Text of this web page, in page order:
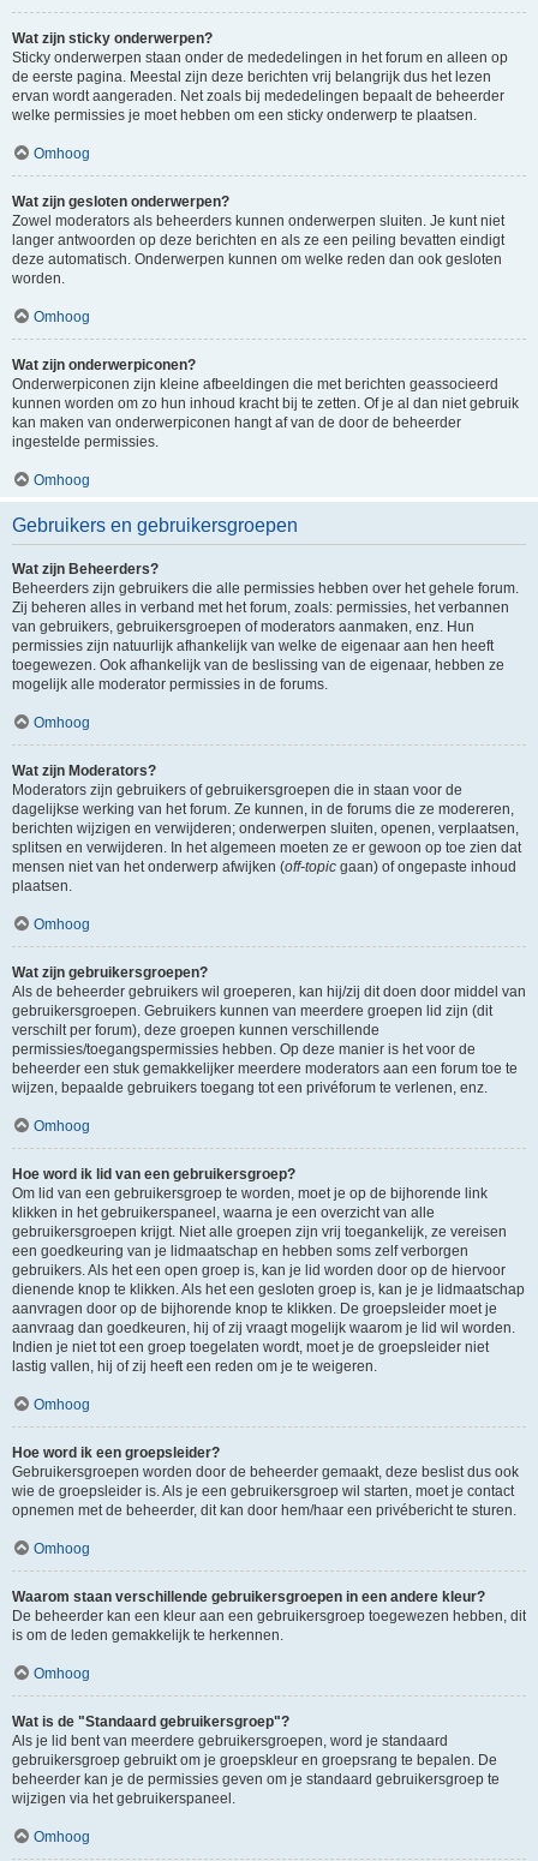
Wat zijn sticky onderwerpen?
Sticky onderwerpen staan onder de mededelingen in het forum en alleen op
de eerste pagina. Meestal zijn deze berichten vrij belangrijk dus het lezen
ervan wordt aangeraden. Net zoals bij mededelingen bepaalt de beheerder
welke permissies je moet hebben om een sticky onderwerp te plaatsen.
Omhoog
Wat zijn gesloten onderwerpen?
Zowel moderators als beheerders kunnen onderwerpen sluiten. Je kunt niet
langer antwoorden op deze berichten en als ze een peiling bevatten eindigt
deze automatisch. Onderwerpen kunnen om welke reden dan ook gesloten
worden.
Omhoog
Wat zijn onderwerpiconen?
Onderwerpiconen zijn kleine afbeeldingen die met berichten geassocieerd
kunnen worden om zo hun inhoud kracht bij te zetten. Of je al dan niet gebruik
kan maken van onderwerpiconen hangt af van de door de beheerder
ingestelde permissies.
Omhoog
Gebruikers en gebruikersgroepen
Wat zijn Beheerders?
Beheerders zijn gebruikers die alle permissies hebben over het gehele forum.
Zij beheren alles in verband met het forum, zoals: permissies, het verbannen
van gebruikers, gebruikersgroepen of moderators aanmaken, enz. Hun
permissies zijn natuurlijk afhankelijk van welke de eigenaar aan hen heeft
toegewezen. Ook afhankelijk van de beslissing van de eigenaar, hebben ze
mogelijk alle moderator permissies in de forums.
Omhoog
Wat zijn Moderators?
Moderators zijn gebruikers of gebruikersgroepen die in staan voor de
dagelijkse werking van het forum. Ze kunnen, in de forums die ze modereren,
berichten wijzigen en verwijderen; onderwerpen sluiten, openen, verplaatsen,
splitsen en verwijderen. In het algemeen moeten ze er gewoon op toe zien dat
mensen niet van het onderwerp afwijken (off-topic gaan) of ongepaste inhoud
plaatsen.
Omhoog
Wat zijn gebruikersgroepen?
Als de beheerder gebruikers wil groeperen, kan hij/zij dit doen door middel van
gebruikersgroepen. Gebruikers kunnen van meerdere groepen lid zijn (dit
verschilt per forum), deze groepen kunnen verschillende
permissies/toegangspermissies hebben. Op deze manier is het voor de
beheerder een stuk gemakkelijker meerdere moderators aan een forum toe te
wijzen, bepaalde gebruikers toegang tot een privéforum te verlenen, enz.
Omhoog
Hoe word ik lid van een gebruikersgroep?
Om lid van een gebruikersgroep te worden, moet je op de bijhorende link
klikken in het gebruikerspaneel, waarna je een overzicht van alle
gebruikersgroepen krijgt. Niet alle groepen zijn vrij toegankelijk, ze vereisen
een goedkeuring van je lidmaatschap en hebben soms zelf verborgen
gebruikers. Als het een open groep is, kan je lid worden door op de hiervoor
dienende knop te klikken. Als het een gesloten groep is, kan je je lidmaatschap
aanvragen door op de bijhorende knop te klikken. De groepsleider moet je
aanvraag dan goedkeuren, hij of zij vraagt mogelijk waarom je lid wil worden.
Indien je niet tot een groep toegelaten wordt, moet je de groepsleider niet
lastig vallen, hij of zij heeft een reden om je te weigeren.
Omhoog
Hoe word ik een groepsleider?
Gebruikersgroepen worden door de beheerder gemaakt, deze beslist dus ook
wie de groepsleider is. Als je een gebruikersgroep wil starten, moet je contact
opnemen met de beheerder, dit kan door hem/haar een privébericht te sturen.
Omhoog
Waarom staan verschillende gebruikersgroepen in een andere kleur?
De beheerder kan een kleur aan een gebruikersgroep toegewezen hebben, dit
is om de leden gemakkelijk te herkennen.
Omhoog
Wat is de "Standaard gebruikersgroep"?
Als je lid bent van meerdere gebruikersgroepen, word je standaard
gebruikersgroep gebruikt om je groepskleur en groepsrang te bepalen. De
beheerder kan je de permissies geven om je standaard gebruikersgroep te
wijzigen via het gebruikerspaneel.
Omhoog